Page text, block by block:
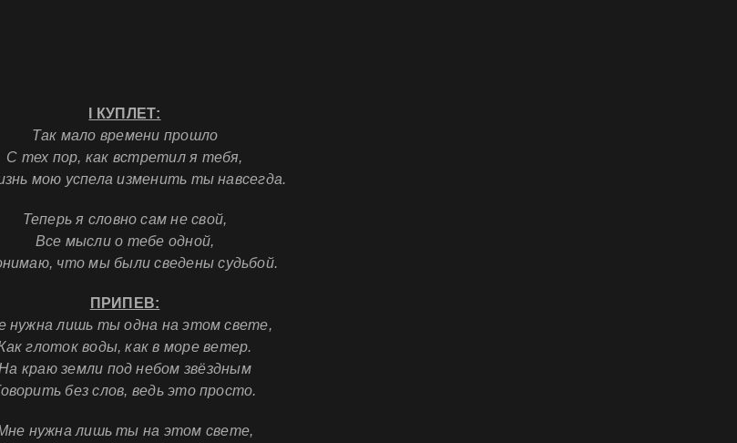
I КУПЛЕТ:
Так мало времени прошло
С тех пор, как встретил я тебя,
мою успела изменить ты навсегда.
Теперь я словно сам не свой,
Все мысли о тебе одной,
что мы были сведены судьбой.
ПРИПЕВ:
нужна лишь ты одна на этом свете,
глоток воды, как в море ветер.
краю земли под небом звёздным
без слов, ведь это просто.
нужна лишь ты на этом свете,